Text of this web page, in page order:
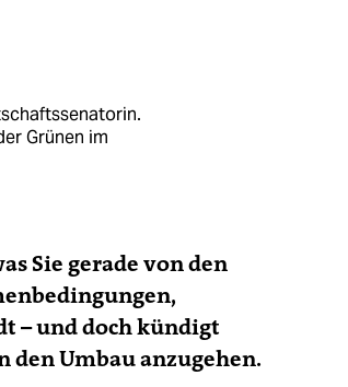
Grünen im
Sie gerade von den
– und doch kündigt
den Umbau anzugehen.